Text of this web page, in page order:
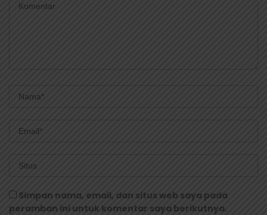
Simpan nama, email, dan situs web saya pada
peramban ini untuk komentar saya berikutnya.